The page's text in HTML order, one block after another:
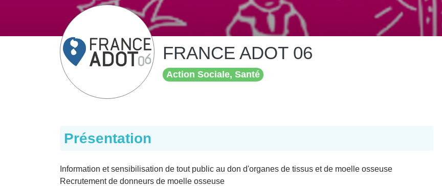
FRANCE ADOT 06
Action Sociale, Santé
Présentation
Information et sensibilisation de tout public au don d'organes de tissus et de moelle osseuse
Recrutement de donneurs de moelle osseuse